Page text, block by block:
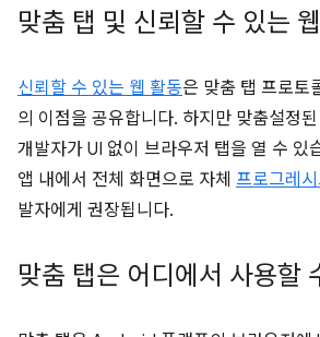
맞춤 탭 및 신뢰할 수 있는
신뢰할 수 있는 웹 활동은 맞춤 탭 프로토
의 이점을 공유합니다. 하지만 맞춤설정
개발자가 UI 없이 브라우저 탭을 열 수
앱 내에서 전체 화면으로 자체 프로그레
발자에게 권장됩니다.
맞춤 탭은 어디에서 사용할